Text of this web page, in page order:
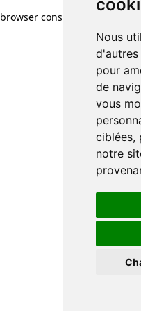
Nous
pour
de
vous
ciblées,
notre
browser console for more